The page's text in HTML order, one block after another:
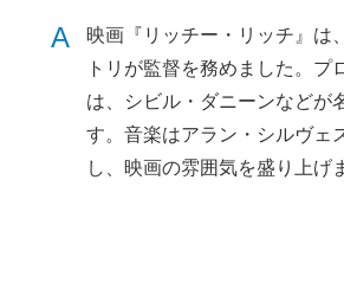
A
映画『リッチー・リッチ』は
トリが監督を務めました。プ
は、シビル・ダニーンなどが
す。音楽はアラン・シルヴェ
し、映画の雰囲気を盛り上げ